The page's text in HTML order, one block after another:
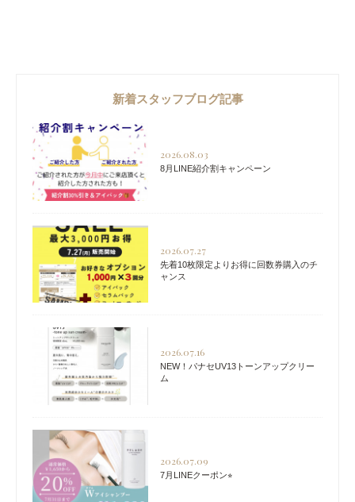
新着スタッフブログ記事
2026.08.03
8月LINE紹介割キャンペーン
2026.07.27
先着10枚限定よりお得に回数券購入のチ
ャンス
2026.07.16
NEW！パナセUV13トーンアップクリー
ム
2026.07.09
7月LINEクーポン⭐︎